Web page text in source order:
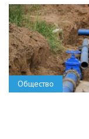
Общество